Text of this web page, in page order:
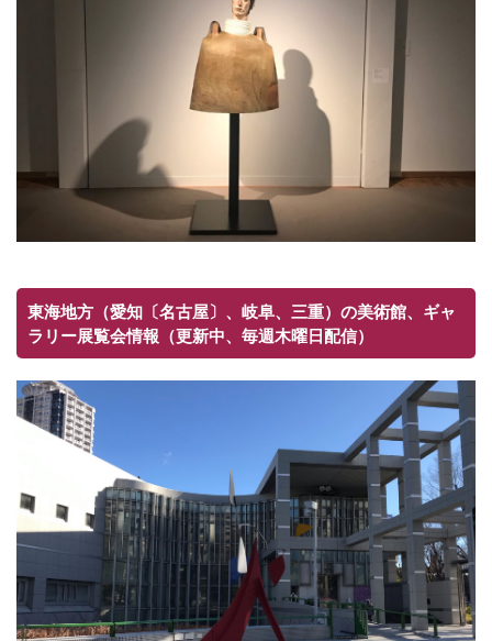
東海地方（愛知〔名古屋〕、岐阜、三重）の美術館、ギャ
ラリー展覧会情報（更新中、毎週木曜日配信）